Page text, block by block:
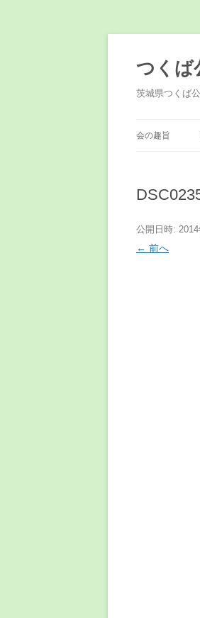
ン
ツ
へ
ス
つくば
茨城県つくば
会の趣旨
公開日時:
← 前へ